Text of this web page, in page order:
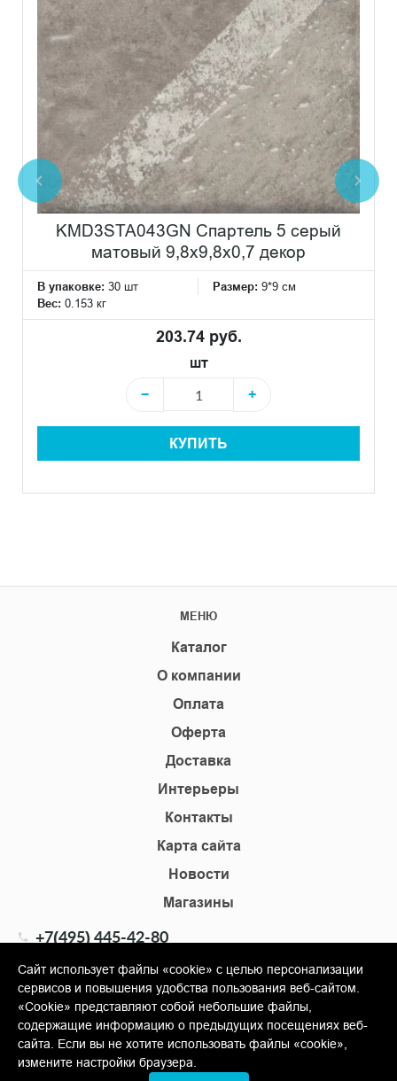
KMD3STA043GN Спартель 5 серый
матовый 9,8x9,8x0,7 декор
В упаковке: 30 шт Размер: 9*9 см
Вес: 0.153 кг
203.74 руб.
шт
−
+
КУПИТЬ
МЕНЮ
Каталог
О компании
Оплата
Оферта
Доставка
Интерьеры
Контакты
Карта сайта
Новости
Магазины
+7(495) 445-42-80
info@shopkm.ru
© Copyright 2013-2026 KERAMA MARAZZI, ООО «Гамма
Керамика»
Сайт использует файлы «cookie» с целью персонализации
сервисов и повышения удобства пользования веб-сайтом.
«Cookie» представляют собой небольшие файлы,
содержащие информацию о предыдущих посещениях веб-
сайта. Если вы не хотите использовать файлы «cookie»,
измените настройки браузера.